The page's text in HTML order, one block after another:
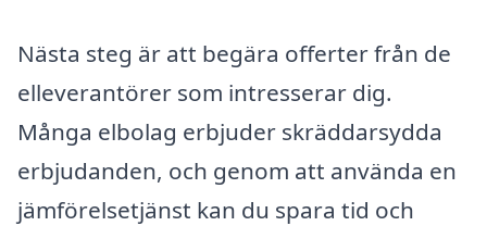
Nästa steg är att begära offerter från de
elleverantörer som intresserar dig.
Många elbolag erbjuder skräddarsydda
erbjudanden, och genom att använda en
jämförelsetjänst kan du spara tid och